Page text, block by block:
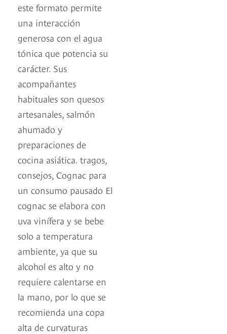
este formato permite
una interacción
generosa con el agua
tónica que potencia su
carácter. Sus
acompañantes
habituales son quesos
artesanales, salmón
ahumado y
preparaciones de
cocina asiática. tragos,
consejos, Cognac para
un consumo pausado El
cognac se elabora con
uva vinífera y se bebe
solo a temperatura
ambiente, ya que su
alcohol es alto y no
requiere calentarse en
la mano, por lo que se
recomienda una copa
alta de curvaturas